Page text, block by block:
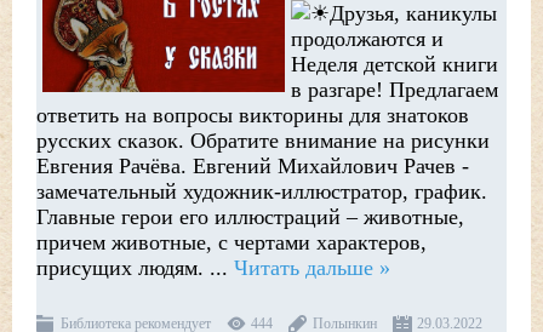
Друзья, каникулы
продолжаются и
Неделя детской книги
в разгаре! Предлагаем
ответить на вопросы викторины для знатоков
русских сказок. Обратите внимание на рисунки
Евгения Рачёва. Евгений Михайлович Рачев -
замечательный художник-иллюстратор, график.
Главные герои его иллюстраций – животные,
причем животные, с чертами характеров,
присущих людям. ... Читать дальше »
Библиотека рекомендует 444 Полынкин
29.03.2022